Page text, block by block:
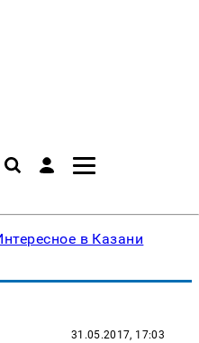
в Казани
31.05.2017, 17:03